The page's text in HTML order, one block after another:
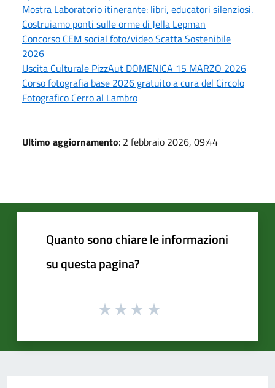
Mostra Laboratorio itinerante: libri, educatori silenziosi.
Costruiamo ponti sulle orme di Jella Lepman
Concorso CEM social foto/video Scatta Sostenibile
2026
Uscita Culturale PizzAut DOMENICA 15 MARZO 2026
Corso fotografia base 2026 gratuito a cura del Circolo
Fotografico Cerro al Lambro
Ultimo aggiornamento: 2 febbraio 2026, 09:44
Quanto sono chiare le informazioni
su questa pagina?